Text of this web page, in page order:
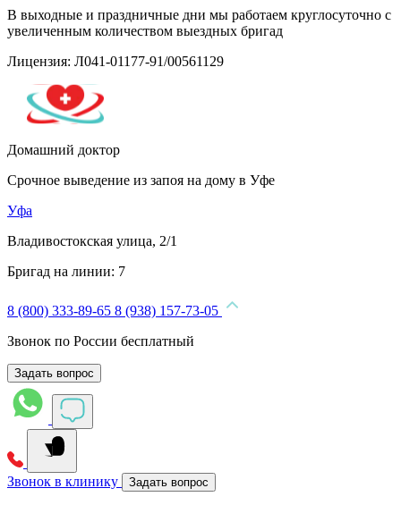
В выходные и праздничные дни мы работаем круглосуточно с
увеличенным количеством выездных бригад
Лицензия: Л041-01177-91/00561129
Домашний доктор
Срочное выведение из запоя на дому в Уфе
Уфа
Владивостокская улица, 2/1
Бригад на линии: 7
8 (800) 333-89-65 8 (938) 157-73-05
Звонок по России бесплатный
Задать вопрос
Звонок в клинику Задать вопрос